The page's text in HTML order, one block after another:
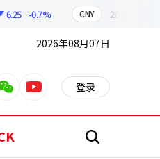
-0.7% CNY 209.15
2026年08月07日
weixinyoutube 登录
搜